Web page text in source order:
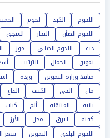
اللحوم الكبد لحوم
اللحوم الضأن
التجار السجق
دية
اللحوم الضاني موز
تموين
الجمال الترتيب
منافذ وزارة التموين
وردة
مال
الحي الكتف القاع
بانيه
المتنقلة ألم كباب
كفتة
البرق محل الأرز
اللحوم البلدي
التموين سعر